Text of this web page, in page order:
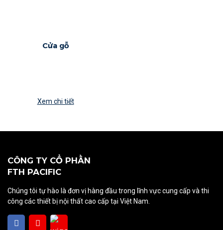
Cửa gỗ
Xem chi tiết
CÔNG TY CỔ PHẦN
FTH PACIFIC
Chúng tôi tự hào là đơn vị hàng đầu trong lĩnh vực cung cấp và thi
công các thiết bị nội thất cao cấp tại Việt Nam.